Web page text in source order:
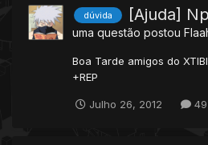
dúvida [Ajuda]
uma questão postou
Boa Tarde amigos do
+REP
Julho 26, 2012